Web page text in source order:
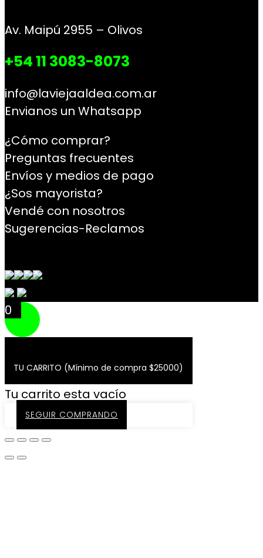
Av. Maipú 2955 – Olivos
+54 11 3083-8073
info@laviejaaldea.com.ar
Envianos un Whatsapp
¿Cómo comprar?
Preguntas frecuentes
Envíos y medios de pago
¿Sos mayorista?
Vendé con nosotros
Sugerencias-Reclamos
0
TU CARRITO (Mínimo de compra $25000)
Tu carrito esta vacío
SEGUIR COMPRANDO